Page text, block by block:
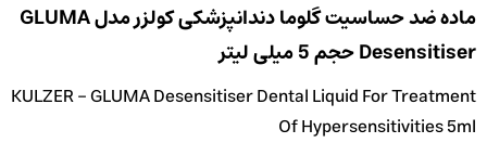
ماده ضد حساسیت گلوما دندانپزشکی کولزر مدل GLUMA
Desensitiser حجم 5 میلی لیتر
KULZER - GLUMA Desensitiser Dental Liquid For Treatment
Of Hypersensitivities 5ml